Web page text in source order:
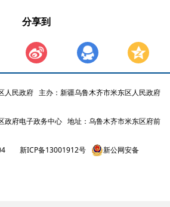
分享到
人民政府 主办：新疆乌鲁木齐市米东区人民政府
政府电子政务中心 地址：乌鲁木齐市米东区府前
新ICP备13001912号
新公网安备